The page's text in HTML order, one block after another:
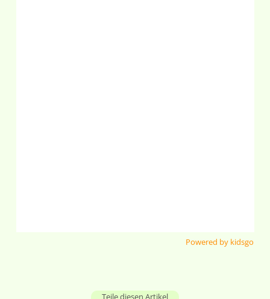
Powered by kidsgo
Teile diesen Artikel